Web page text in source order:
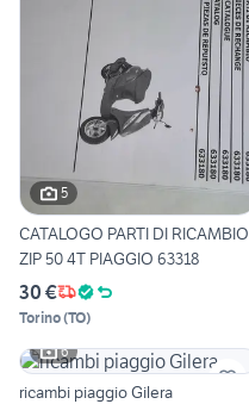
5
CATALOGO PARTI DI RICAMBIO
ZIP 50 4T PIAGGIO 63318
30 €
Torino(TO)
6
ricambi piaggio Gilera